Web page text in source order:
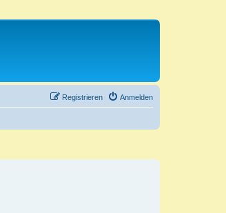
Anmelden
Registrieren